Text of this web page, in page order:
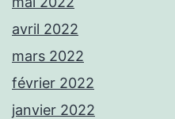
avril 2022
mars 2022
février 2022
janvier 2022